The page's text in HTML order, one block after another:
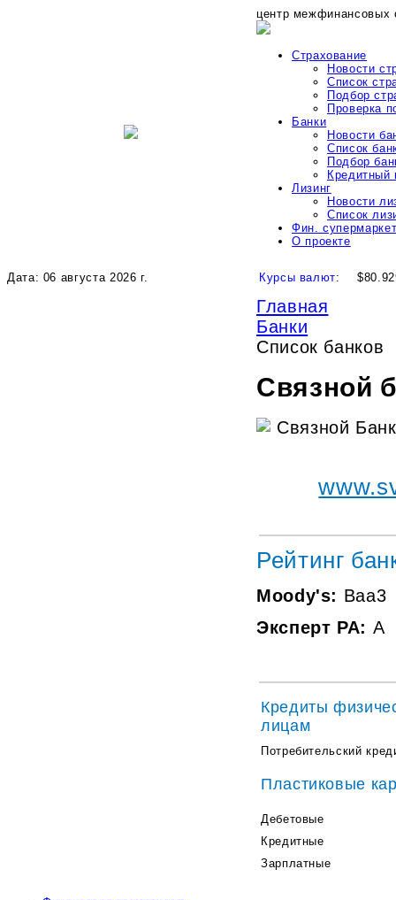
центр межфинансовых
Страхование
Новости
Список
Подбор
Проверка
Банки
Новости
Список
Подбор
Кредитный
Лизинг
Новости
Список
Фин.
О проекте
Дата: 06 августа 2026 г. Курсы валют:
Главная
Банки
Список банков
Связной
Рейтинг
Moody's: Baa3
Эксперт РА: A
Кредиты
лицам
Потребительский
Пластиковые
Дебетовые
Кредитные
Зарплатные